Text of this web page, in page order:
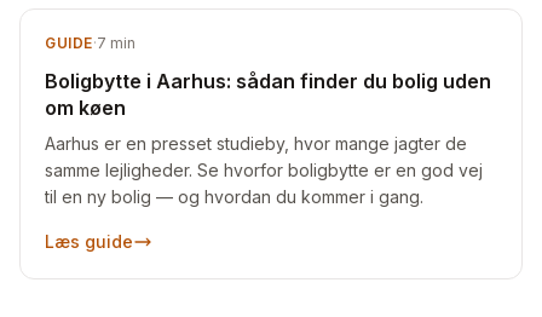
GUIDE·7 min
Boligbytte i Aarhus: sådan finder du bolig uden
om køen
Aarhus er en presset studieby, hvor mange jagter de
samme lejligheder. Se hvorfor boligbytte er en god vej
til en ny bolig — og hvordan du kommer i gang.
Læs guide